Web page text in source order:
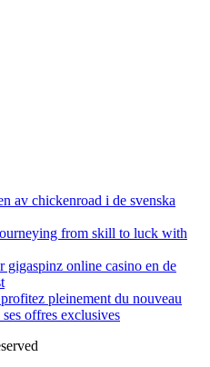
av chickenroad i de svenska
from skill to luck with
online casino en de
pleinement du nouveau
offres exclusives